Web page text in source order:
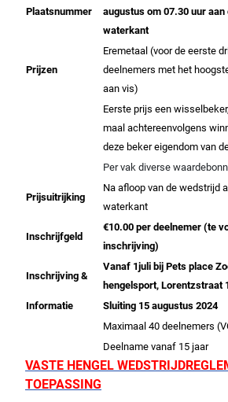
Plaatsnummer
augustus om 07.30 uur aan
waterkant
Prijzen
Eremetaal (voor de eerste
deelnemers met het
aan vis)
Eerste prijs een
maal achtereenvolgens
deze beker eigendom van
Per vak diverse
Prijsuitrijking
Na afloop van de wedstrijd
waterkant
Inschrijfgeld
€10.00 per deelnemer (te
inschrijving)
Inschrijving &
Vanaf 1juli bij Pets place
hengelsport, Lorentzstraat
Informatie
Sluiting 15 augustus 2024
Maximaal 40 deelnemers
Deelname vanaf 15 jaar
VASTE HENGEL
TOEPASSING